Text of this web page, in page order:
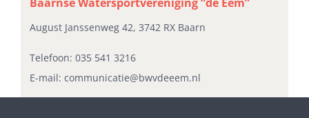
August Janssenweg 42, 3742 RX Baarn
Telefoon:035 541 3216
E-mail:communicatie@bwvdeeem.nl